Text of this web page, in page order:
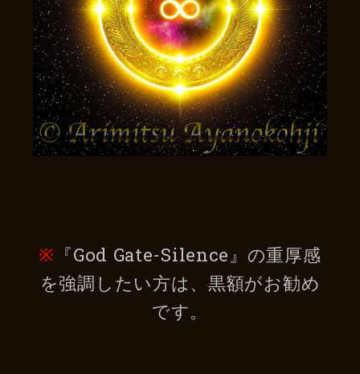
※ 『God Gate-Silence』の重厚感
を強調したい方は、黒額がお勧め
です。